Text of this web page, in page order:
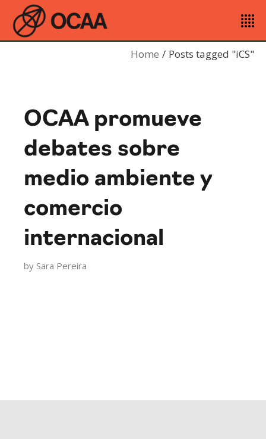
Home Posts tagged "iCS"
OCAA promueve
debates sobre
medio ambiente y
comercio
internacional
by Sara Pereira